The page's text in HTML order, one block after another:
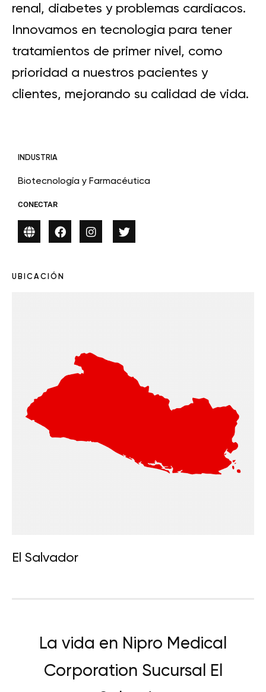
renal, diabetes y problemas cardiacos.
Innovamos en tecnologia para tener
tratamientos de primer nivel, como
prioridad a nuestros pacientes y
clientes, mejorando su calidad de vida.
INDUSTRIA
Biotecnología y Farmacéutica
CONECTAR
UBICACIÓN
El Salvador
La vida en Nipro Medical
Corporation Sucursal El